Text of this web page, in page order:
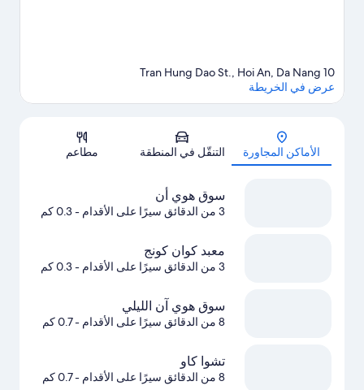
الخريطة
10 Tran Hung Dao St., Hoi An, Da Nang
عرض في الخريطة
الأماكن المجاورة التنقّل في المنطقة مطاعم
سوق هوي أن
3 من الدقائق سيرًا على الأقدام - 0.3 كم
معبد كوان كونج
3 من الدقائق سيرًا على الأقدام - 0.3 كم
سوق هوي آن الليلي
8 من الدقائق سيرًا على الأقدام - 0.7 كم
تشوا كاو
8 من الدقائق سيرًا على الأقدام - 0.7 كم